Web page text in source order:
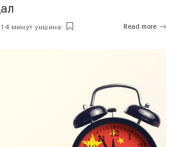
14 минут уншина Read more